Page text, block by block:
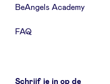
BeAngels Academy
FAQ
Schrijf je in op de